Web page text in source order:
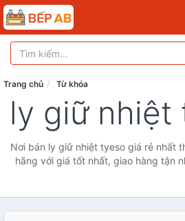
Trang chủ Từ khóa
ly giữ nhiệt
Nơi bán ly giữ nhiệt tyeso giá rẻ nhất
hãng với giá tốt nhất, giao hàng tận